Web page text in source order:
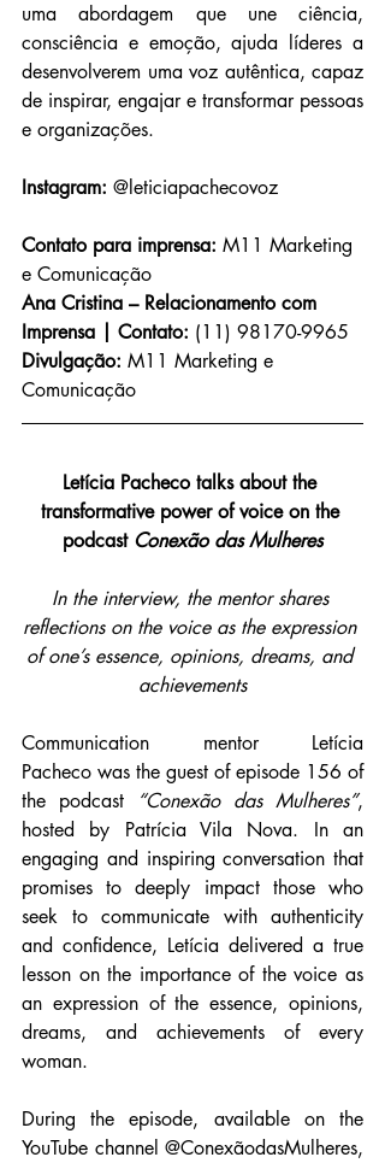
uma abordagem que une ciência,
consciência e emoção, ajuda líderes a
desenvolverem uma voz autêntica, capaz
de inspirar, engajar e transformar pessoas
e organizações.
Instagram: @leticiapachecovoz
Contato para imprensa: M11 Marketing
e Comunicação
Ana Cristina – Relacionamento com
Imprensa | Contato: (11) 98170-9965
Divulgação: M11 Marketing e
Comunicação
Letícia Pacheco talks about the
transformative power of voice on the
podcast Conexão das Mulheres
In the interview, the mentor shares
reflections on the voice as the expression
of one’s essence, opinions, dreams, and
achievements
Communication mentor Letícia
Pacheco was the guest of episode 156 of
the podcast
“Conexão das Mulheres”,
hosted by Patrícia Vila Nova. In an
engaging and inspiring conversation that
promises to deeply impact those who
seek to communicate with authenticity
and confidence, Letícia delivered a true
lesson on the importance of the voice as
an expression of the essence, opinions,
dreams, and achievements of every
woman.
During the episode, available on the
YouTube channel @ConexãodasMulheres,